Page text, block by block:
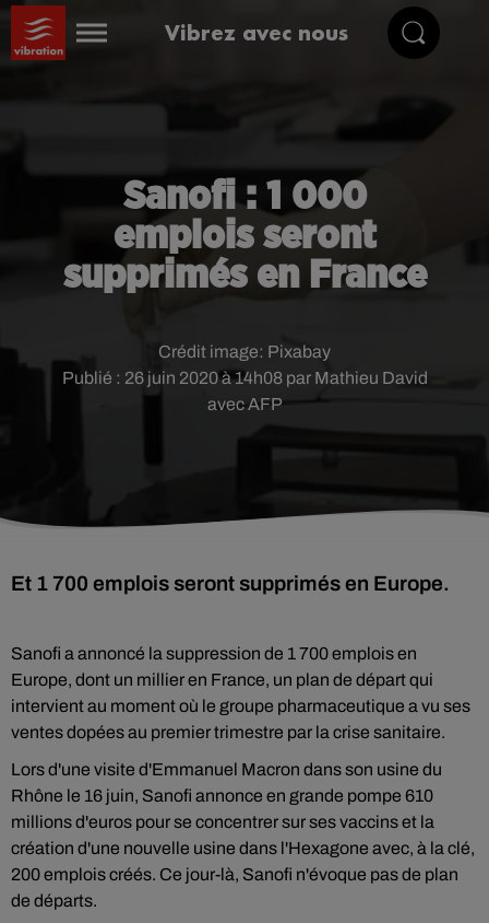
Vibrez avec nous
Sanofi : 1 000
emplois seront
supprimés en France
Publié : 26 juin 2020 à 14h08 par Mathieu David
avec AFP
Crédit image: Pixabay
Et 1 700 emplois seront supprimés en Europe.
Sanofi a annoncé la suppression de 1 700 emplois en
Europe, dont un millier en France, un plan de départ qui
intervient au moment où le groupe pharmaceutique a vu ses
ventes dopées au premier trimestre par la crise sanitaire.
Lors d'une visite d'Emmanuel Macron dans son usine du
Rhône le 16 juin, Sanofi annonce en grande pompe 610
millions d'euros pour se concentrer sur ses vaccins et la
création d'une nouvelle usine dans l'Hexagone avec, à la clé,
200 emplois créés. Ce jour-là, Sanofi n'évoque pas de plan
de départs.